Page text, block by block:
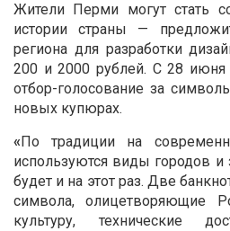
Жители Перми могут стать
истории страны —
региона для разработки
200 и 2000 рублей. С 28 июня
отбор-голосование за
новых купюрах.
« По традиции на
используются виды городов
будет и на этот раз. Две
символа, олицетворяющие
культуру, технические